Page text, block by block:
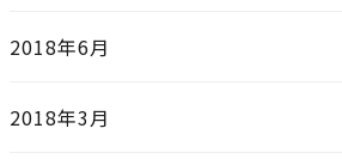
2018年6月
2018年3月